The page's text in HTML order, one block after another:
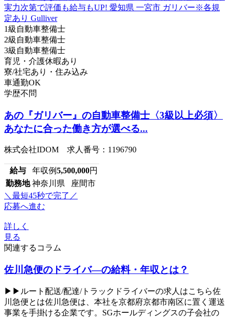
1級自動車整備士
2級自動車整備士
3級自動車整備士
育児・介護休暇あり
寮/社宅あり・住み込み
車通勤OK
学歴不問
あの『ガリバー』の自動車整備士〈3級以上必須〉
あなたに合った働き方が選べる...
株式会社IDOM 求人番号：1196790
給与 年収例5,500,000円
勤務地 神奈川県 座間市
＼最短45秒で完了／
応募へ進む
詳しく
見る
関連するコラム
佐川急便のドライバ―の給料・年収とは？
▶▶ルート配送/配達/トラックドライバーの求人はこちら佐
川急便とは佐川急便は、本社を京都府京都市南区に置く運送
事業を手掛ける企業です。SGホールディングスの子会社の